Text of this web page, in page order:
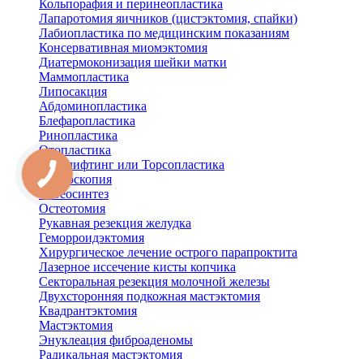
Кольпорафия и перинеопластика
Лапаротомия яичников (цистэктомия, спайки)
Лабиопластика по медицинским показаниям
Консервативная миомэктомия
Диатермоконизация шейки матки
Маммопластика
Липосакция
Абдоминопластика
Блефаропластика
Ринопластика
Отопластика
Бодилифтинг или Торсопластика
Артроскопия
Остеосинтез
Остеотомия
Рукавная резекция желудка
Геморроидэктомия
Хирургическое лечение острого парапроктита
Лазерное иссечение кисты копчика
Секторальная резекция молочной железы
Двухсторонняя подкожная мастэктомия
Квадрантэктомия
Мастэктомия
Энуклеация фиброаденомы
Радикальная мастэктомия